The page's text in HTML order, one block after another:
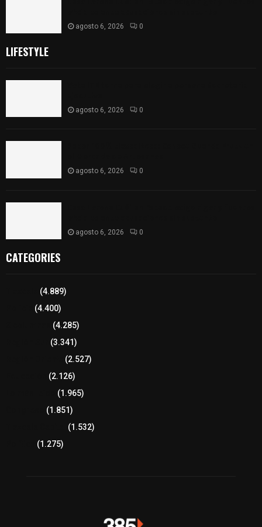
agosto 6, 2026 0
LIFESTYLE
agosto 6, 2026 0
agosto 6, 2026 0
agosto 6, 2026 0
CATEGORIES
(4.889)
(4.400)
(4.285)
(3.341)
(2.527)
(2.126)
(1.965)
(1.851)
(1.532)
(1.275)